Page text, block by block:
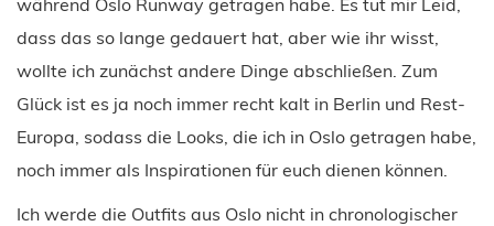
dass das so lange gedauert hat, aber wie ihr wisst,
wollte ich zunächst andere Dinge abschließen. Zum
Glück ist es ja noch immer recht kalt in Berlin und Rest-
Europa, sodass die Looks, die ich in Oslo getragen habe,
noch immer als Inspirationen für euch dienen können.
Ich werde die Outfits aus Oslo nicht in chronologischer